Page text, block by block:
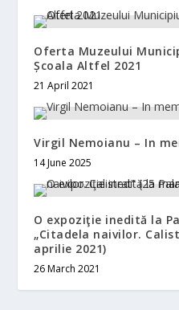
Oferta Muzeului
Școala Altfel 2021
21 April 2021
Virgil Nemoianu – In
14 June 2025
O expoziţie inedită la
„Citadela naivilor.
aprilie 2021)
26 March 2021